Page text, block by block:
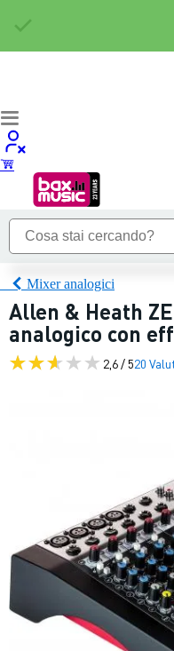
Mixer analogici
Allen & Heath
analogico con
2,6 / 520